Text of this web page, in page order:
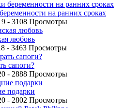
на ранних сроках
- 3108 Просмотры
любовь
- 3463 Просмотры
сапоги?
- 2888 Просмотры
подарки
- 2802 Просмотры